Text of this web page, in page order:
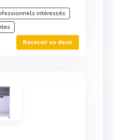
intéressés
Recevoir un devis